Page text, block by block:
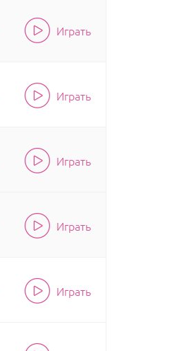
Играть
Играть
Играть
Играть
Играть